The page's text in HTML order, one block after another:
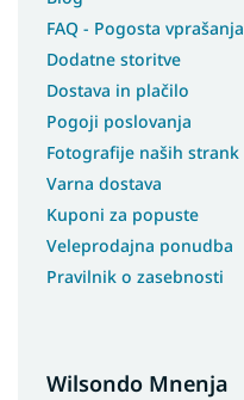
FAQ - Pogosta vprašanja
Dodatne storitve
Dostava in plačilo
Pogoji poslovanja
Fotografije naših strank
Varna dostava
Kuponi za popuste
Veleprodajna ponudba
Pravilnik o zasebnosti
Wilsondo Mnenja